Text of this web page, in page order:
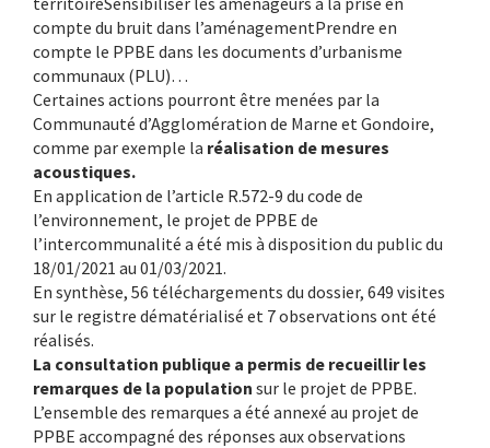
compte du bruit dans l’aménagementPrendre en
compte le PPBE dans les documents d’urbanisme
communaux (PLU)…
Certaines actions pourront être menées par la
Communauté d’Agglomération de Marne et Gondoire,
comme par exemple la réalisation de mesures
acoustiques.
En application de l’article R.572-9 du code de
l’environnement, le projet de PPBE de
l’intercommunalité a été mis à disposition du public du
18/01/2021 au 01/03/2021.
En synthèse, 56 téléchargements du dossier, 649 visites
sur le registre dématérialisé et 7 observations ont été
réalisés.
La consultation publique a permis de recueillir les
remarques de la population sur le projet de PPBE.
L’ensemble des remarques a été annexé au projet de
PPBE accompagné des réponses aux observations